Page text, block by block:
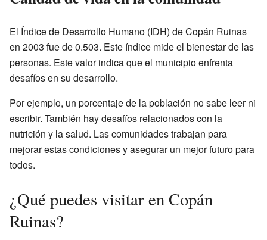
El Índice de Desarrollo Humano (IDH) de Copán Ruinas
en 2003 fue de 0.503. Este índice mide el bienestar de las
personas. Este valor indica que el municipio enfrenta
desafíos en su desarrollo.
Por ejemplo, un porcentaje de la población no sabe leer ni
escribir. También hay desafíos relacionados con la
nutrición y la salud. Las comunidades trabajan para
mejorar estas condiciones y asegurar un mejor futuro para
todos.
¿Qué puedes visitar en Copán
Ruinas?